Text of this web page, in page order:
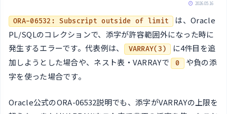
2026.05.16
ORA-06532: Subscript outside of limit
は、Oracle
PL/SQLのコレクションで、添字が許容範囲外になった時に
発生するエラーです。代表例は、
VARRAY(3)
に4件目を追
加しようとした場合や、ネスト表・VARRAYで 0 や負の添
字を使った場合です。
Oracle公式のORA-06532説明でも、添字がVARRAYの上限を